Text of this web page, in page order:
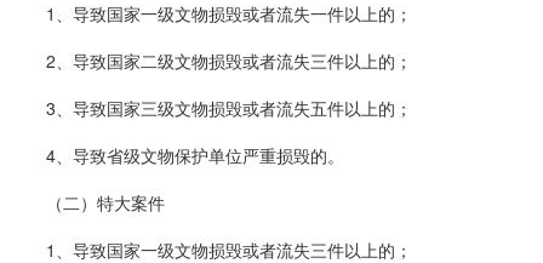
1、导致国家一级文物损毁或者流失一件以上的；
2、导致国家二级文物损毁或者流失三件以上的；
3、导致国家三级文物损毁或者流失五件以上的；
4、导致省级文物保护单位严重损毁的。
（二）特大案件
1、导致国家一级文物损毁或者流失三件以上的；